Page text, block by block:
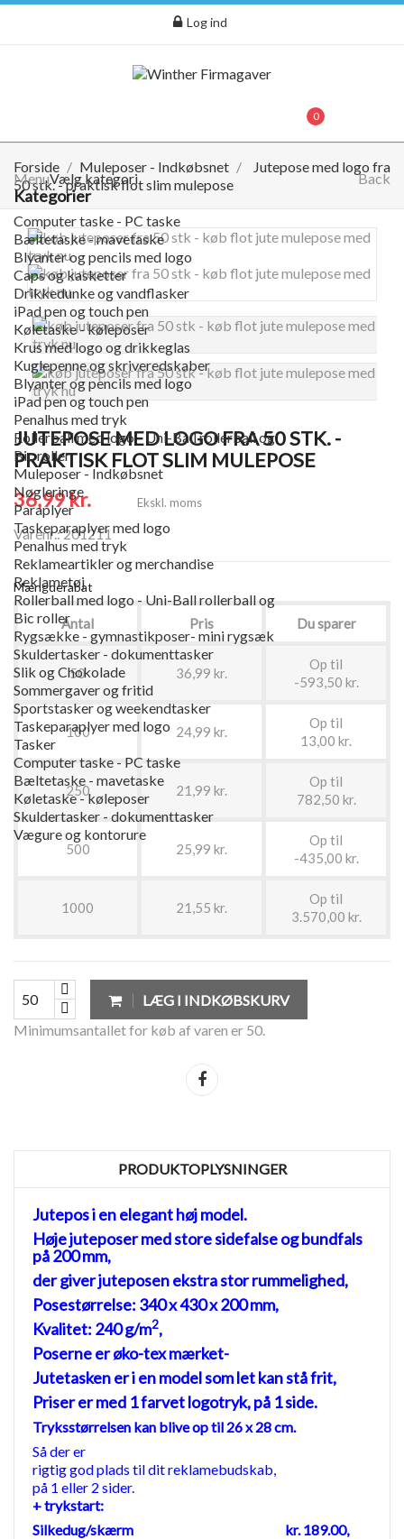
Log ind
0
Menu Back
Vælg kategori
Kategorier
Computer taske - PC taske
Bæltetaske - mavetaske
Blyanter og pencils med logo
Caps og kasketter
Drikkedunke og vandflasker
iPad pen og touch pen
Køletaske - køleposer
Krus med logo og drikkeglas
Kuglepenne og skriveredskaber
Blyanter og pencils med logo
iPad pen og touch pen
Penalhus med tryk
Rollerball med logo - Uni-Ball rollerball og
Bic roller
Muleposer - Indkøbsnet
Nøgleringe
Paraplyer
Taskeparaplyer med logo
Penalhus med tryk
Reklameartikler og merchandise
Reklametøj
Rollerball med logo - Uni-Ball rollerball og
Bic roller
Rygsække - gymnastikposer- mini rygsæk
Skuldertasker - dokumenttasker
Slik og Chokolade
Sommergaver og fritid
Sportstasker og weekendtasker
Taskeparaplyer med logo
Tasker
Computer taske - PC taske
Bæltetaske - mavetaske
Køletaske - køleposer
Skuldertasker - dokumenttasker
Vægure og kontorure
Forside Muleposer - Indkøbsnet
Jutepose med logo fra
50 stk. - praktisk flot slim mulepose
JUTEPOSE MED LOGO FRA 50 STK. -
PRAKTISK FLOT SLIM MULEPOSE
36,99 kr.
Ekskl. moms
Varenr.: 201211
Mængderabat
Antal Pris Du sparer
50 36,99 kr.
Op til
-593,50 kr.
100 24,99 kr.
Op til
13,00 kr.
250 21,99 kr.
Op til
782,50 kr.
500 25,99 kr.
Op til
-435,00 kr.
1000 21,55 kr.
Op til
3.570,00 kr.
LÆG I INDKØBSKURV
Minimumsantallet for køb af varen er 50.
PRODUKTOPLYSNINGER
Jutepos i en elegant høj model.
Høje juteposer med store sidefalse og bundfals
på 200 mm,
der giver juteposen ekstra stor rummelighed,
Posestørrelse: 340 x 430 x 200 mm,
Kvalitet: 240 g/m2,
Poserne er øko-tex mærket-
Jutetasken er i en model som let kan stå frit,
Priser er med 1 farvet logotryk, på 1 side.
Tryksstørrelsen kan blive op til 26 x 28 cm.
Så der er
rigtig god plads til dit reklamebudskab,
på 1 eller 2 sider.
+ trykstart:
Silkedug/skærm kr. 189.00,